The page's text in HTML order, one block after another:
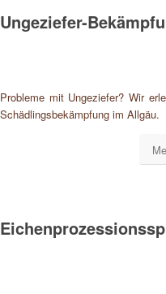
Ungeziefer-
Probleme mit Ungeziefer? Wir
Schädlingsbekämpfung im Allgäu.